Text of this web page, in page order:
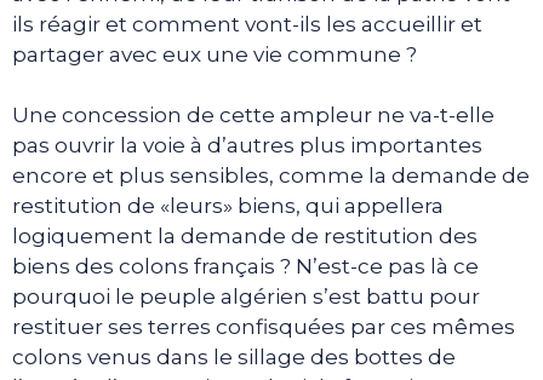
ils réagir et comment vont-ils les accueillir et
partager avec eux une vie commune ?
Une concession de cette ampleur ne va-t-elle
pas ouvrir la voie à d’autres plus importantes
encore et plus sensibles, comme la demande de
restitution de «leurs» biens, qui appellera
logiquement la demande de restitution des
biens des colons français ? N’est-ce pas là ce
pourquoi le peuple algérien s’est battu pour
restituer ses terres confisquées par ces mêmes
colons venus dans le sillage des bottes de